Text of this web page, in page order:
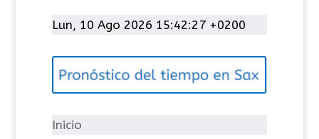
t
g
í
Lun, 10 Ago 2026 15:42:27 +0200
Inicio